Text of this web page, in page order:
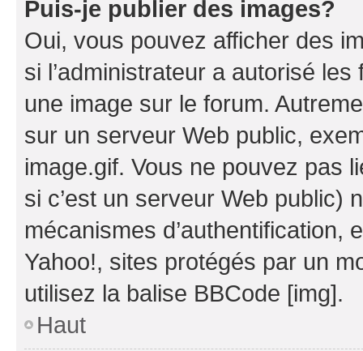
Puis-je publier des images?
Oui, vous pouvez afficher des
si l’administrateur a autorisé
une image sur le forum.
sur un serveur Web public,
image.gif. Vous ne pouvez pas
si c’est un serveur Web public)
mécanismes d’authentification,
Yahoo!, sites protégés par un
utilisez la balise BBCode [img].
Haut